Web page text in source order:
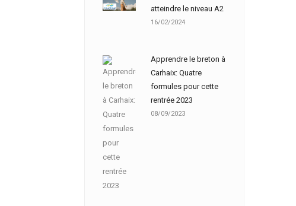
atteindre le niveau A2
16/02/2024
Apprendre le breton à
Carhaix: Quatre
formules pour cette
rentrée 2023
08/09/2023